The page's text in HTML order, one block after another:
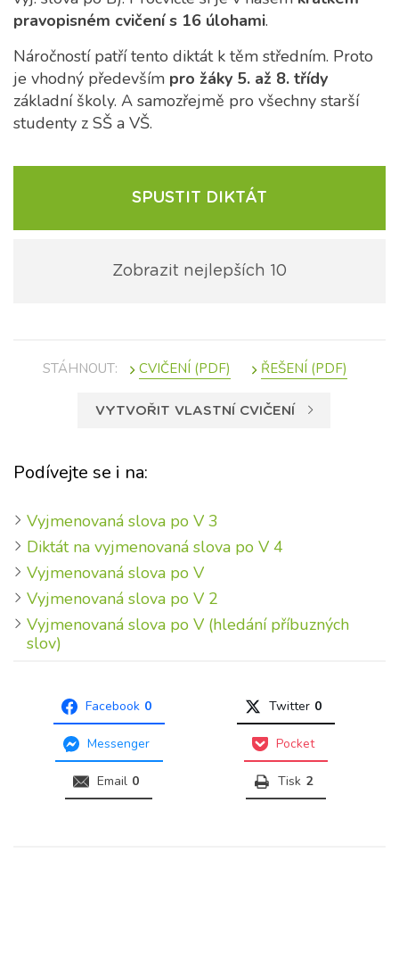
pravopisném cvičení s 16 úlohami.
Náročností patří tento diktát k těm středním. Proto
je vhodný především pro žáky 5. až 8. třídy
základní školy. A samozřejmě pro všechny starší
studenty z SŠ a VŠ.
SPUSTIT DIKTÁT
Zobrazit nejlepších 10
STÁHNOUT:
VYTVOŘIT VLASTNÍ CVIČENÍ
Podívejte se i na:
Vyjmenovaná slova po V 3
Diktát na vyjmenovaná slova po V 4
Vyjmenovaná slova po V
Vyjmenovaná slova po V 2
Vyjmenovaná slova po V (hledání příbuzných
slov)
Facebook 0 Twitter 0
Messenger Pocket
Email 0 Tisk 2